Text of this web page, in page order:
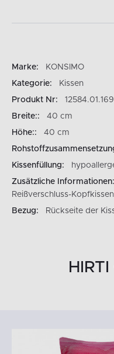
Marke:
KONSIMO
Kategorie:
Kissen
Produkt Nr:
12584.01.169
Breite::
40 cm
Höhe::
40 cm
Kissenfüllung:
Zusätzliche Informationen:
Reißverschluss-
Bezug:
Rückseite der